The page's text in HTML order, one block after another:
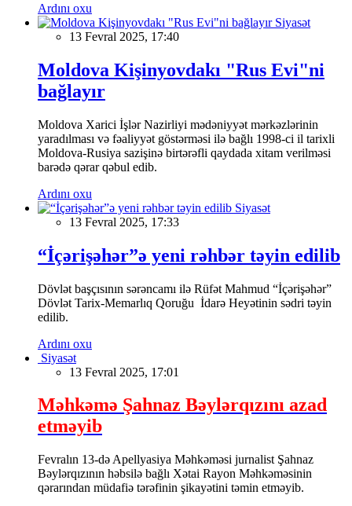
Ardını oxu
Siyasət
13 Fevral 2025, 17:40
Moldova Kişinyovdakı "Rus Evi"ni
bağlayır
Moldova Xarici İşlər Nazirliyi mədəniyyət mərkəzlərinin
yaradılması və fəaliyyət göstərməsi ilə bağlı 1998-ci il tarixli
Moldova-Rusiya sazişinə birtərəfli qaydada xitam verilməsi
barədə qərar qəbul edib.
Ardını oxu
Siyasət
13 Fevral 2025, 17:33
“İçərişəhər”ə yeni rəhbər təyin edilib
Dövlət başçısının sərəncamı ilə Rüfət Mahmud “İçərişəhər”
Dövlət Tarix-Memarlıq Qoruğu İdarə Heyətinin sədri təyin
edilib.
Ardını oxu
Siyasət
13 Fevral 2025, 17:01
Məhkəmə Şahnaz Bəylərqızını azad
etməyib
Fevralın 13-də Apellyasiya Məhkəməsi jurnalist Şahnaz
Bəylərqızının həbsilə bağlı Xətai Rayon Məhkəməsinin
qərarından müdafiə tərəfinin şikayətini təmin etməyib.